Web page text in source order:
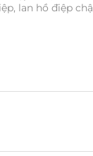
, lan hồ điệp